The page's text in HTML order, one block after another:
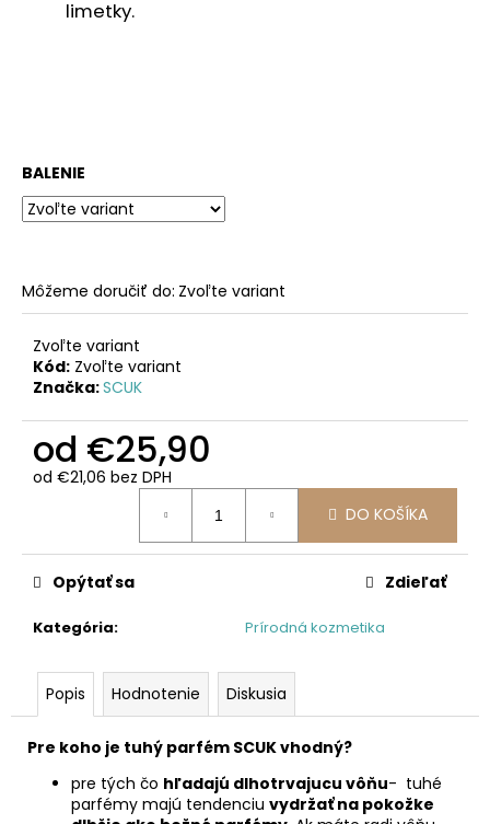
limetky.
BALENIE
Môžeme doručiť do: Zvoľte variant
Zvoľte variant
Kód: Zvoľte variant
Značka:SCUK
od €25,90
od €21,06 bez DPH
DO KOŠÍKA
Kategória: Prírodná kozmetika
Opýtať sa Zdieľať
Popis Hodnotenie Diskusia
Pre koho je tuhý parfém SCUK vhodný?
pre tých čo hľadajú dlhotrvajucu vôňu- tuhé
parfémy majú tendenciu vydržať na pokožke